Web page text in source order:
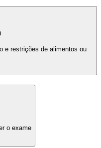
e restrições de alimentos ou
o exame